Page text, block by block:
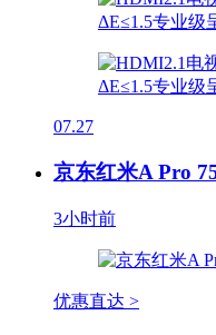
07.27
京东红米A Pro
3小时前
优惠直达 >